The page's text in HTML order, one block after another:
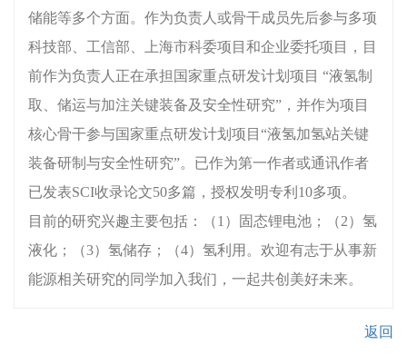
储能等多个方面。作为负责人或骨干成员先后参与多项
科技部、工信部、上海市科委项目和企业委托项目，目
前作为负责人正在承担国家重点研发计划项目 “液氢制
取、储运与加注关键装备及安全性研究”，并作为项目
核心骨干参与国家重点研发计划项目“液氢加氢站关键
装备研制与安全性研究”。已作为第一作者或通讯作者
已发表SCI收录论文50多篇，授权发明专利10多项。
目前的研究兴趣主要包括：（1）固态锂电池；（2）氢
液化；（3）氢储存；（4）氢利用。欢迎有志于从事新
能源相关研究的同学加入我们，一起共创美好未来。
返回